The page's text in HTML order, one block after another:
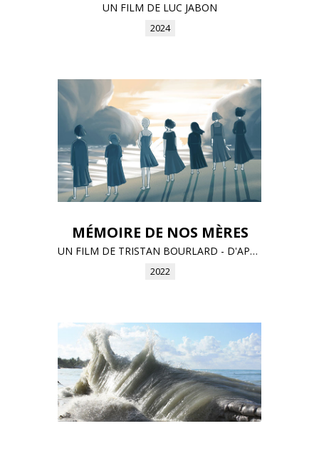
UN FILM DE LUC JABON
2024
MÉMOIRE DE NOS MÈRES
UN FILM DE TRISTAN BOURLARD - D'APRÈS L'OEUVRE DE MARIANNE SLUSZNY: BELGIQUES: CHEMIN DE FEMMES (KER EDITIONS)
2022